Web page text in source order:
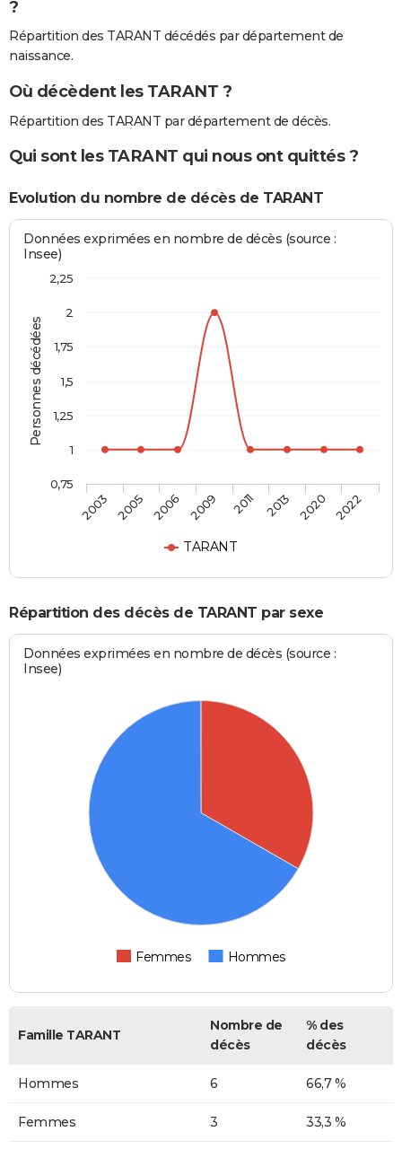
?
Répartition des TARANT décédés par département de
naissance.
Où décèdent les TARANT ?
Répartition des TARANT par département de décès.
Qui sont les TARANT qui nous ont quittés ?
Evolution du nombre de décès de TARANT
Personnes décédées
Données exprimées en nombre de décès (source :
Insee)
TARANT
2003 2005 2006 2009 2011 2013 2020 2022
0,75
1
1,25
1,5
1,75
2
2,25
Répartition des décès de TARANT par sexe
Données exprimées en nombre de décès (source :
Insee)
Femmes Hommes
Famille TARANT
Nombre de
décès
% des
décès
Hommes 6 66,7 %
Femmes 3 33,3 %